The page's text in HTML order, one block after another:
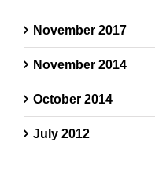
November 2017
November 2014
October 2014
July 2012